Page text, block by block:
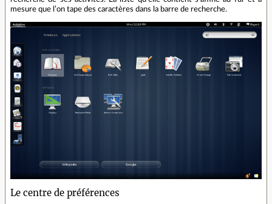
mesure que l’on tape des caractères dans la barre de recherche.
Le centre de préférences